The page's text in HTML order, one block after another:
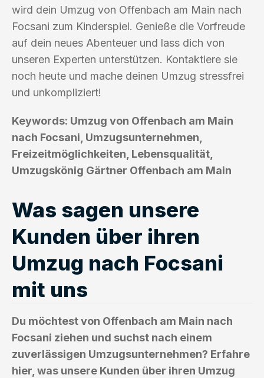
wird dein Umzug von Offenbach am Main nach
Focsani zum Kinderspiel. Genieße die Vorfreude
auf dein neues Abenteuer und lass dich von
unseren Experten unterstützen. Kontaktiere sie
noch heute und mache deinen Umzug stressfrei
und unkompliziert!
Keywords: Umzug von Offenbach am Main
nach Focsani, Umzugsunternehmen,
Freizeitmöglichkeiten, Lebensqualität,
Umzugskönig Gärtner Offenbach am Main
Was sagen unsere
Kunden über ihren
Umzug nach Focsani
mit uns
Du möchtest von Offenbach am Main nach
Focsani ziehen und suchst nach einem
zuverlässigen Umzugsunternehmen? Erfahre
hier, was unsere Kunden über ihren Umzug